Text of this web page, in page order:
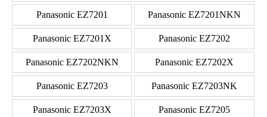
Panasonic EZ7201 Panasonic EZ7201NKN
Panasonic EZ7201X Panasonic EZ7202
Panasonic EZ7202NKN Panasonic EZ7202X
Panasonic EZ7203 Panasonic EZ7203NK
Panasonic EZ7203X Panasonic EZ7205